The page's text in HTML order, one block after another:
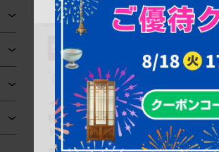
5%OFF
¥138,985 (税込)
商品番号 R-087800
イギリスアンティーク マホガニー
材 曲線フォルムが美しい上品なサイ
ドキャビネット (R-087800)